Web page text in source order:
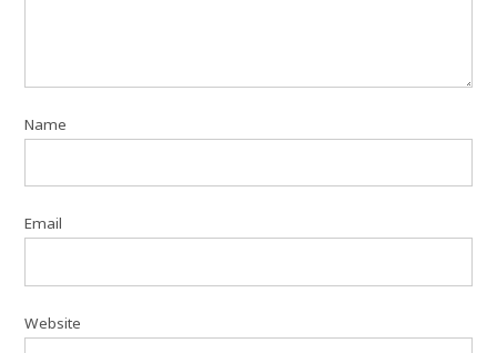
Name
Email
Website